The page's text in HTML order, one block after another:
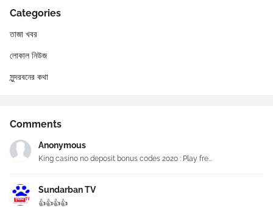
Categories
তাজা খবর
লোকাল নিউজ
সুন্দরবনের কথা
Comments
Anonymous
King casino no deposit bonus codes 2020 : Play fre...
Sundarban TV
👍👍👍👍